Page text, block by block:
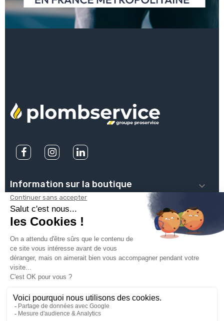
Information sur la boutique 
PLOMBSERVICE 
INFOS PRATIQUES 
VOTRE COMPTE 